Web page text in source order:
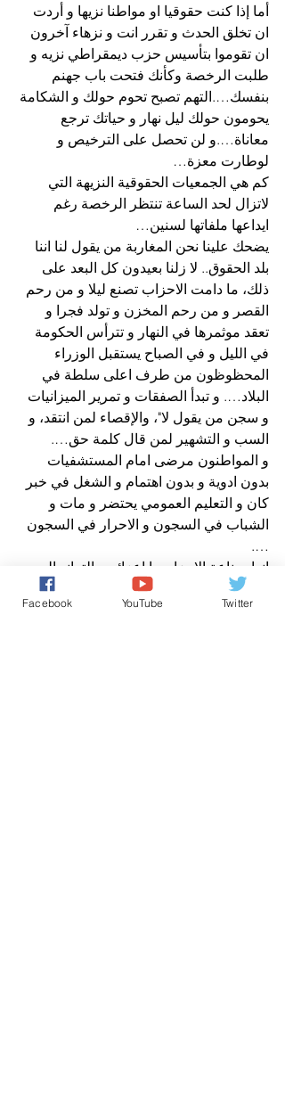
أما إذا كنت حقوقيا او مواطنا نزيها و أردت
ان تخلق الحدث و تقرر انت و نزهاء آخرون
ان تقوموا بتأسيس حزب ديمقراطي نزيه و
طلبت الرخصة وكأنك فتحت باب جهنم
بنفسك….التهم تصبح تحوم حولك و الشكامة
يحومون حولك ليل نهار و حياتك ترجع
معاناة….و لن تحصل على الترخيص و
لوطارت معزة…
كم هي الجمعيات الحقوقية النزيهة التي
لاتزال لحد الساعة تنتظر الرخصة رغم
ايداعها ملفاتها لسنين…
يضحك علينا نحن المغاربة من يقول لنا اننا
بلد الحقوق.. لا زلنا بعيدون كل البعد على
ذلك، ما دامت الاحزاب تصنع ليلا و من رحم
القصر و من رحم المخزن و تولد فجرا و
تعقد موثمرها في النهار و تترأس الحكومة
في الليل و في الصباح يستقبل الوزراء
المحظوظون من طرف اعلى سلطة في
البلاد…. و تبدأ الصفقات و تمرير الميزانيات
و سجن من يقول لا"، والإقصاء لمن انتقد، و
السب و التشهير لمن قال كلمة حق….
و المواطنون مرضى امام المستشفيات
بدون ادوية و بدون اهتمام و الشغل في خبر
كان و التعليم العمومي يحتضر و مات و
الشباب في السجون و الاحرار في السجون
….
انها صناعة الاحزاب يا اعزائي ، التراند الجديد
في المغرب مع نهب الثروة، و بدون محاسبة
Facebook YouTube Twitter